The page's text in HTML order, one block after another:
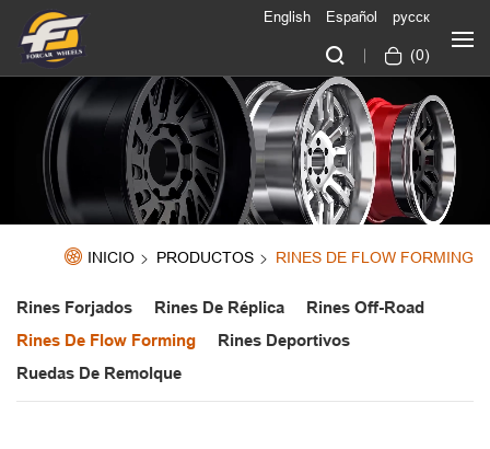
(0)
English Español русск
INICIO PRODUCTOS RINES DE FLOW FORMING
Rines Forjados Rines De Réplica
Rines Off-Road
Rines De Flow Forming
Rines Deportivos
Ruedas De Remolque